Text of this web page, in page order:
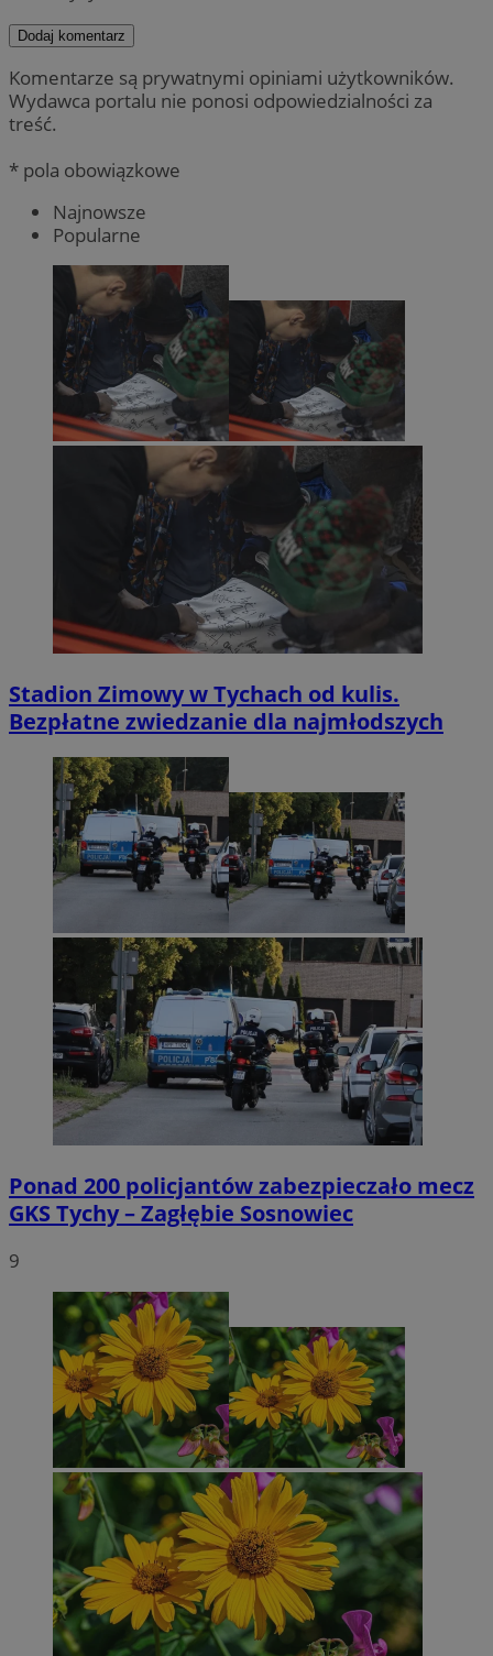
Dodaj komentarz
Komentarze są prywatnymi opiniami użytkowników.
Wydawca portalu nie ponosi odpowiedzialności za
treść.
* pola obowiązkowe
Najnowsze
Popularne
Stadion Zimowy w Tychach od kulis.
Bezpłatne zwiedzanie dla najmłodszych
Ponad 200 policjantów zabezpieczało mecz
GKS Tychy – Zagłębie Sosnowiec
9